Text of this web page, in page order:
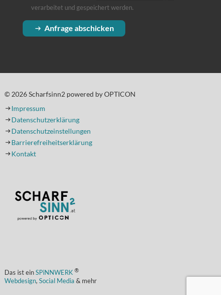
verarbeitet und gespeichert werden.
Anfrage abschicken
© 2026 Scharfsinn2 powered by OPTICON
Impressum
Datenschutzerklärung
Datenschutzeinstellungen
Barrierefreiheitserklärung
Kontakt
Das ist ein SPiNNWERK ®
Webdesign, Social Media & mehr